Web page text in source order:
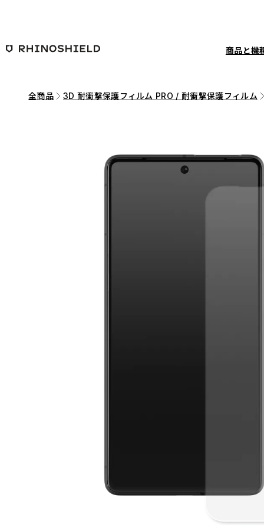
商品と機
全商品 3D 耐衝撃保護フィルム PRO / 耐衝撃保護フィルム